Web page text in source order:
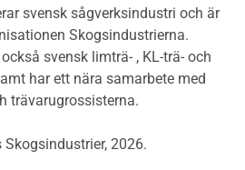
- generellt
andra utomhuskonstruktioner
svensk sågverksindustri och är
Skogsindustrierna.
svensk limträ- , KL-trä- och
har ett nära samarbete med
trävarugrossisterna.
2026.